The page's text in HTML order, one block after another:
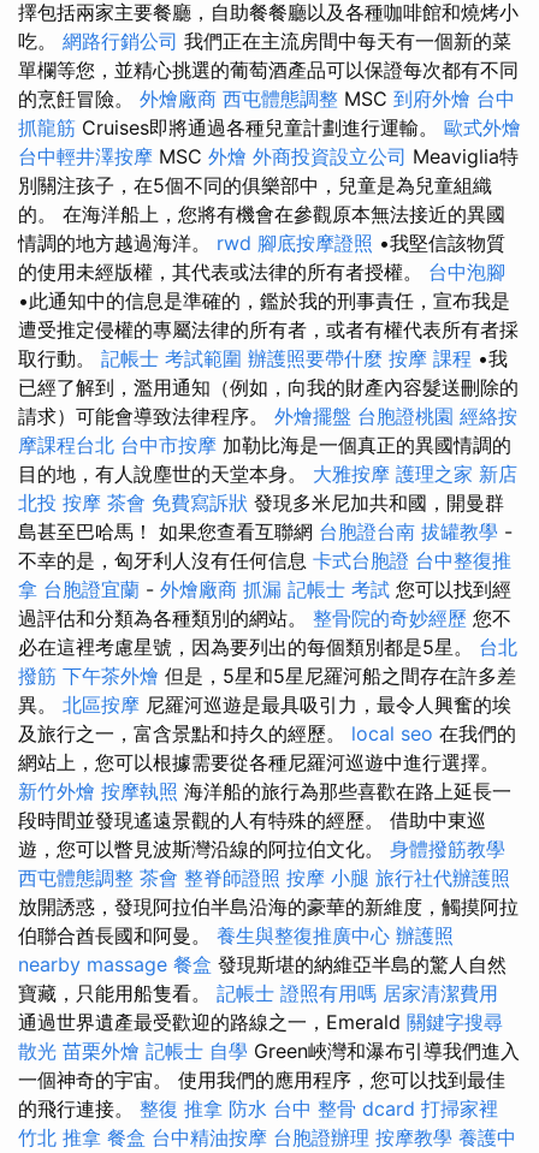
擇包括兩家主要餐廳，自助餐餐廳以及各種咖啡館和燒烤小
吃。 網路行銷公司 我們正在主流房間中每天有一個新的菜
單欄等您，並精心挑選的葡萄酒產品可以保證每次都有不同
的烹飪冒險。 外燴廠商 西屯體態調整 MSC 到府外燴 台中
抓龍筋 Cruises即將通過各種兒童計劃進行運輸。 歐式外燴
台中輕井澤按摩 MSC 外燴 外商投資設立公司 Meaviglia特
別關注孩子，在5個不同的俱樂部中，兒童是為兒童組織
的。 在海洋船上，您將有機會在參觀原本無法接近的異國
情調的地方越過海洋。 rwd 腳底按摩證照 •我堅信該物質
的使用未經版權，其代表或法律的所有者授權。 台中泡腳
•此通知中的信息是準確的，鑑於我的刑事責任，宣布我是
遭受推定侵權的專屬法律的所有者，或者有權代表所有者採
取行動。 記帳士 考試範圍 辦護照要帶什麼 按摩 課程 •我
已經了解到，濫用通知（例如，向我的財產內容髮送刪除的
請求）可能會導致法律程序。 外燴擺盤 台胞證桃園 經絡按
摩課程台北 台中市按摩 加勒比海是一個真正的異國情調的
目的地，有人說塵世的天堂本身。 大雅按摩 護理之家 新店
北投 按摩 茶會 免費寫訴狀 發現多米尼加共和國，開曼群
島甚至巴哈馬！ 如果您查看互聯網 台胞證台南 拔罐教學 -
不幸的是，匈牙利人沒有任何信息 卡式台胞證 台中整復推
拿 台胞證宜蘭 - 外燴廠商 抓漏 記帳士 考試 您可以找到經
過評估和分類為各種類別的網站。 整骨院的奇妙經歷 您不
必在這裡考慮星號，因為要列出的每個類別都是5星。 台北
撥筋 下午茶外燴 但是，5星和5星尼羅河船之間存在許多差
異。 北區按摩 尼羅河巡遊是最具吸引力，最令人興奮的埃
及旅行之一，富含景點和持久的經歷。 local seo 在我們的
網站上，您可以根據需要從各種尼羅河巡遊中進行選擇。
新竹外燴 按摩執照 海洋船的旅行為那些喜歡在路上延長一
段時間並發現遙遠景觀的人有特殊的經歷。 借助中東巡
遊，您可以瞥見波斯灣沿線的阿拉伯文化。 身體撥筋教學
西屯體態調整 茶會 整脊師證照 按摩 小腿 旅行社代辦護照
放開誘惑，發現阿拉伯半島沿海的豪華的新維度，觸摸阿拉
伯聯合酋長國和阿曼。 養生與整復推廣中心 辦護照
nearby massage 餐盒 發現斯堪的納維亞半島的驚人自然
寶藏，只能用船隻看。 記帳士 證照有用嗎 居家清潔費用
通過世界遺產最受歡迎的路線之一，Emerald 關鍵字搜尋
散光 苗栗外燴 記帳士 自學 Green峽灣和瀑布引導我們進入
一個神奇的宇宙。 使用我們的應用程序，您可以找到最佳
的飛行連接。 整復 推拿 防水 台中 整骨 dcard 打掃家裡
竹北 推拿 餐盒 台中精油按摩 台胞證辦理 按摩教學 養護中